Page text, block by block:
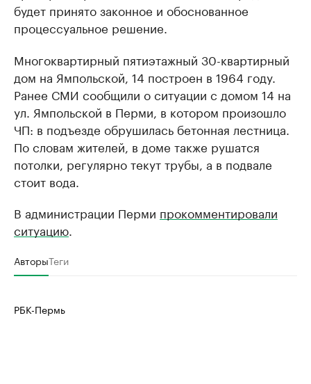
будет принято законное и обоснованное
процессуальное решение.
Многоквартирный пятиэтажный 30-квартирный
дом на Ямпольской, 14 построен в 1964 году.
Ранее СМИ сообщили о ситуации с домом 14 на
ул. Ямпольской в Перми, в котором произошло
ЧП: в подъезде обрушилась бетонная лестница.
По словам жителей, в доме также рушатся
потолки, регулярно текут трубы, а в подвале
стоит вода.
В администрации Перми прокомментировали
ситуацию
АвторыТеги
РБК-Пермь